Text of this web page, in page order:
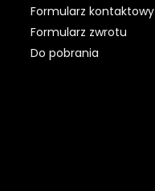
Formularz kontaktowy
Formularz zwrotu
Do pobrania